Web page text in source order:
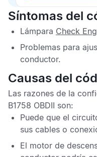
Síntomas del
Lámpara Check
Problemas para
conductor.
Causas del
Las razones de la
B1758 OBDII son:
Puede que el
sus cables o
El motor de